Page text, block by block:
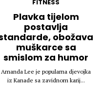
FITNESS
Plavka tijelom
postavlja
obožava
muškarce sa
smislom za humor
Amanda Lee je popularna djevojka
iz Kanade sa zavidnom karij...